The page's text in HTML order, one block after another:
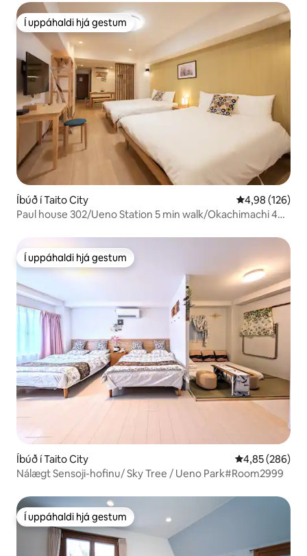
fyrir ferðalög og viðskiptaferðir
Í uppáhaldi hjá gestum
Í uppáhaldi hjá gestum
Íbúð í Taito City 4,98 af 5 í
4,98 (126)
Paul house 302/Ueno Station 5 min walk/Okachimachi 4
building/Japanese, English, Chinese communication
Í uppáhaldi hjá gestum
Í uppáhaldi hjá gestum
Íbúð í Taito City 4,85 af 5 í
4,85 (286)
Nálægt Sensoji-hofinu/ Sky Tree / Ueno Park#Room2999
Í uppáhaldi hjá gestum
Í uppáhaldi hjá gestum